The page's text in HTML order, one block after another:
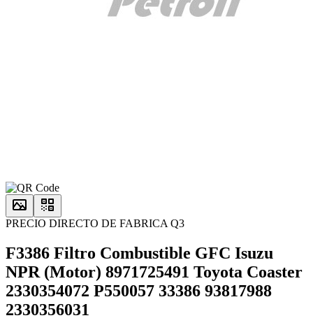
PRECIO DIRECTO DE FABRICA Q3
F3386 Filtro Combustible GFC Isuzu
NPR (Motor) 8971725491 Toyota Coaster
2330354072 P550057 33386 93817988
2330356031